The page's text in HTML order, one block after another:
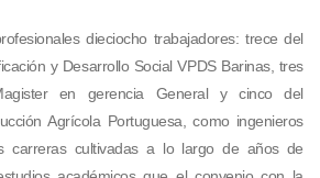
dieciocho trabajadores: trece del
y Desarrollo Social VPDS Barinas, tres
en gerencia General y cinco del
Agrícola Portuguesa, como ingenieros
carreras cultivadas a lo largo de años de